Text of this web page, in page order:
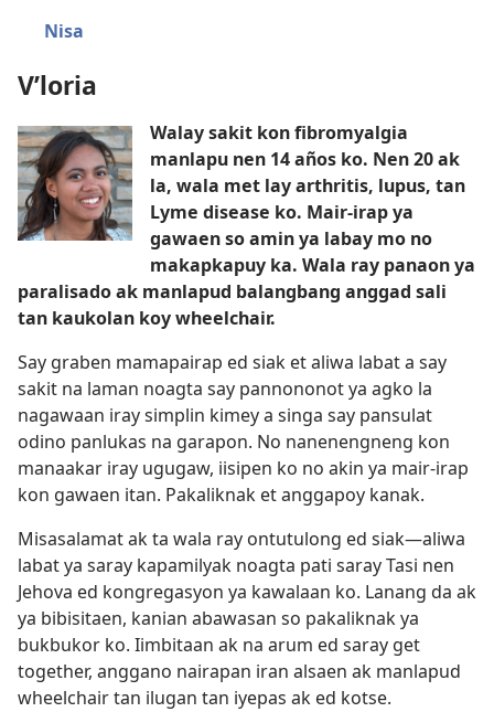
Nisa
V’loria
Walay sakit kon fibromyalgia
manlapu nen 14 años ko. Nen 20 ak
la, wala met lay arthritis, lupus, tan
Lyme disease ko. Mair-irap ya
gawaen so amin ya labay mo no
makapkapuy ka. Wala ray panaon ya
paralisado ak manlapud balangbang anggad sali
tan kaukolan koy wheelchair.
Say graben mamapairap ed siak et aliwa labat a say
sakit na laman noagta say pannononot ya agko la
nagawaan iray simplin kimey a singa say pansulat
odino panlukas na garapon. No nanenengneng kon
manaakar iray ugugaw, iisipen ko no akin ya mair-irap
kon gawaen itan. Pakaliknak et anggapoy kanak.
Misasalamat ak ta wala ray ontutulong ed siak​—aliwa
labat ya saray kapamilyak noagta pati saray Tasi nen
Jehova ed kongregasyon ya kawalaan ko. Lanang da ak
ya bibisitaen, kanian abawasan so pakaliknak ya
bukbukor ko. Iimbitaan ak na arum ed saray get
together, anggano nairapan iran alsaen ak manlapud
wheelchair tan ilugan tan iyepas ak ed kotse.